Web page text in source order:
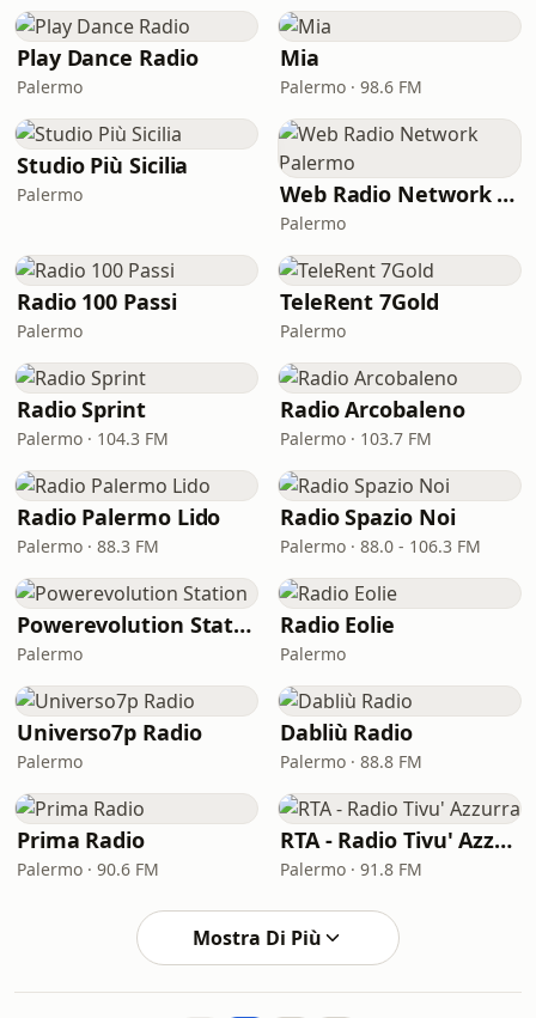
Play Dance Radio
Palermo
Mia
Palermo · 98.6 FM
Studio Più Sicilia
Palermo Web Radio Network Palermo
Palermo
Radio 100 Passi
Palermo
TeleRent 7Gold
Palermo
Radio Sprint
Palermo · 104.3 FM
Radio Arcobaleno
Palermo · 103.7 FM
Radio Palermo Lido
Palermo · 88.3 FM
Radio Spazio Noi
Palermo · 88.0 - 106.3 FM
Powerevolution Station
Palermo
Radio Eolie
Palermo
Universo7p Radio
Palermo
Dabliù Radio
Palermo · 88.8 FM
Prima Radio
Palermo · 90.6 FM
RTA - Radio Tivu' Azzurra
Palermo · 91.8 FM
Mostra Di Più